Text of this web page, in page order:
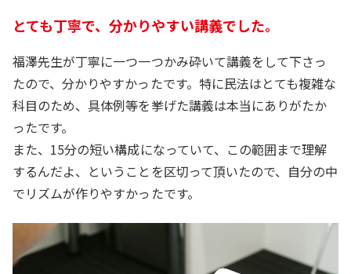
とても丁寧で、分かりやすい講義でした。
福澤先生が丁寧に一つ一つかみ砕いて講義をして下さっ
たので、分かりやすかったです。特に民法はとても複雑な
科目のため、具体例等を挙げた講義は本当にありがたか
ったです。
また、15分の短い構成になっていて、この範囲まで理解
するんだよ、ということを区切って頂いたので、自分の中
でリズムが作りやすかったです。